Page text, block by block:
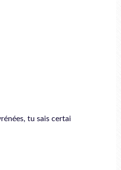
tu sais certai